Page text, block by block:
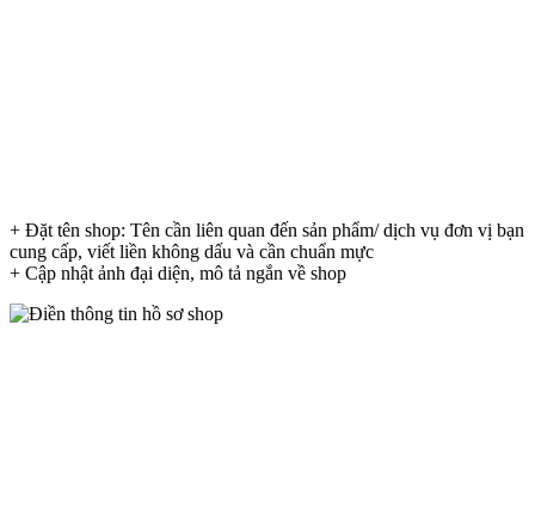
+ Đặt tên shop: Tên cần liên quan đến sản phẩm/ dịch vụ đơn vị bạn
cung cấp, viết liền không dấu và cần chuẩn mực
+ Cập nhật ảnh đại diện, mô tả ngắn về shop